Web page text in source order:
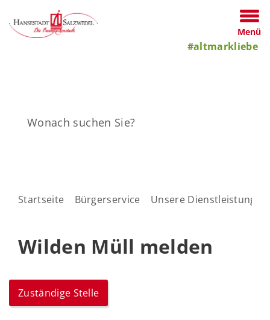
Menü
#altmarkliebe
Startseite Bürgerservice Unsere Dienstleistungen
Wilden Müll melden
Zuständige Stelle